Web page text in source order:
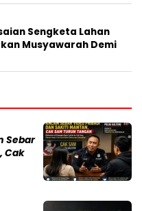
Sengketa Lahan
Musyawarah Demi
Sebar
Cak